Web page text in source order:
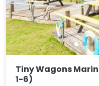
Tiny Wagons
1-6)